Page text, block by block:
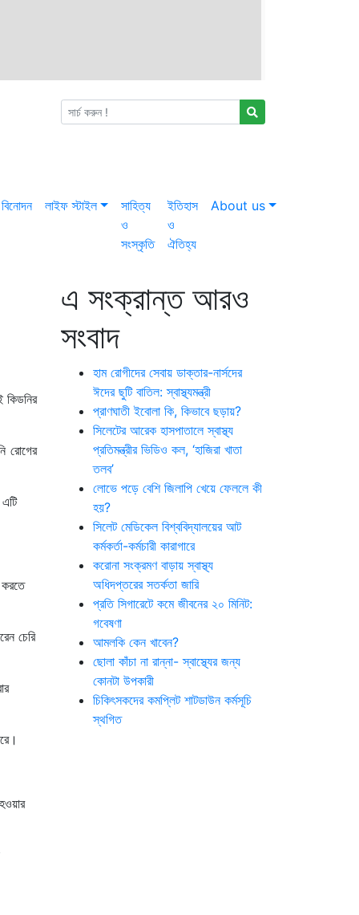
বিনোদন লাইফ স্টাইল
সাহিত্য
ও
সংস্কৃতি
ইতিহাস
ও
ঐতিহ্য
About us
কিডনির
রোগের
করতে
চেরি
এ সংক্রান্ত আরও
সংবাদ
হাম রোগীদের সেবায় ডাক্তার-নার্সদের
ঈদের ছুটি বাতিল: স্বাস্থ্যমন্ত্রী
প্রাণঘাতী ইবোলা কি, কিভাবে ছড়ায়?
সিলেটের আরেক হাসপাতালে স্বাস্থ্য
প্রতিমন্ত্রীর ভিডিও কল, ‘হাজিরা খাতা
তলব’
লোভে পড়ে বেশি জিলাপি খেয়ে ফেললে কী
হয়?
সিলেট মেডিকেল বিশ্ববিদ্যালয়ের আট
কর্মকর্তা-কর্মচারী কারাগারে
করোনা সংক্রমণ বাড়ায় স্বাস্থ্য
অধিদপ্তরের সতর্কতা জারি
প্রতি সিগারেটে কমে জীবনের ২০ মিনিট:
গবেষণা
আমলকি কেন খাবেন?
ছোলা কাঁচা না রান্না- স্বাস্থ্যের জন্য
কোনটা উপকারী
চিকিৎসকদের কমপ্লিট শাটডাউন কর্মসূচি
স্থগিত